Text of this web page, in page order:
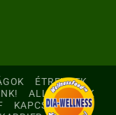
ÉTRENDEK
ALLERGÉNEK
KAPCSOLAT